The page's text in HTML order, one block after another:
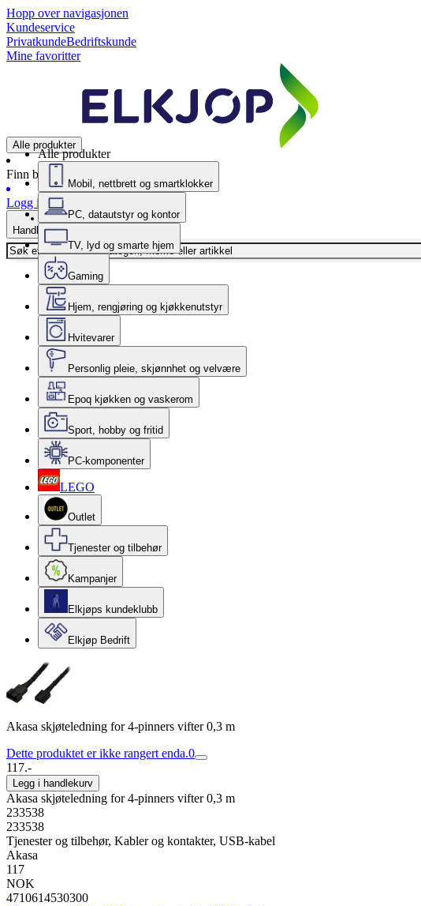
Hopp over navigasjonen
Kundeservice
PrivatkundeBedriftskunde
Mine favoritter
Alle produkter
Finn butikk
Logg inn
Handlekurv
Alle produkter
Mobil, nettbrett og smartklokker
PC, datautstyr og kontor
TV, lyd og smarte hjem
Gaming
Hjem, rengjøring og kjøkkenutstyr
Hvitevarer
Personlig pleie, skjønnhet og velvære
Epoq kjøkken og vaskerom
Sport, hobby og fritid
PC-komponenter
LEGO
Outlet
Tjenester og tilbehør
Kampanjer
Elkjøps kundeklubb
Elkjøp Bedrift
Akasa skjøteledning for 4-pinners vifter 0,3 m
Dette produktet er ikke rangert enda.0
117.-
Legg i handlekurv
Akasa skjøteledning for 4-pinners vifter 0,3 m
233538
233538
Tjenester og tilbehør, Kabler og kontakter, USB-kabel
Akasa
117
NOK
4710614530300